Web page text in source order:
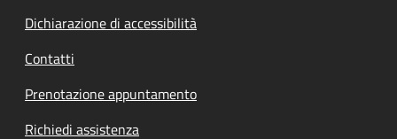
Dichiarazione di accessibilità
Contatti
Prenotazione appuntamento
Richiedi assistenza